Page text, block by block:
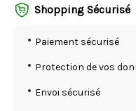
Shopping Sécurisé
Paiement sécurisé
Protection de vos
Envoi sécurisé